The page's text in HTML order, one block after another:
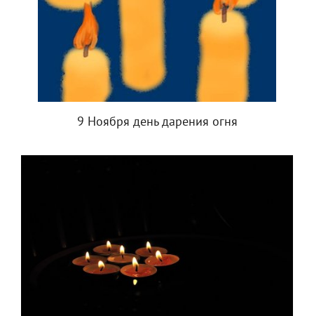
9 Ноября день дарения огня